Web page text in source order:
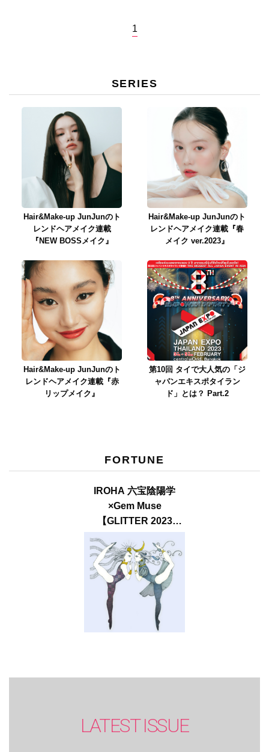
1
SERIES
Hair&Make-up JunJunのト
レンドヘアメイク連載
『NEW BOSSメイク』
Hair&Make-up JunJunのト
レンドヘアメイク連載『春
メイク ver.2023』
Hair&Make-up JunJunのト
レンドヘアメイク連載『赤
リップメイク』
第10回 タイで大人気の「ジ
ャパンエキスポタイラン
ド」とは？ Part.2
FORTUNE
IROHA 六宝陰陽学
×Gem Muse
【GLITTER 2023
SUMMER issue】
LATEST ISSUE